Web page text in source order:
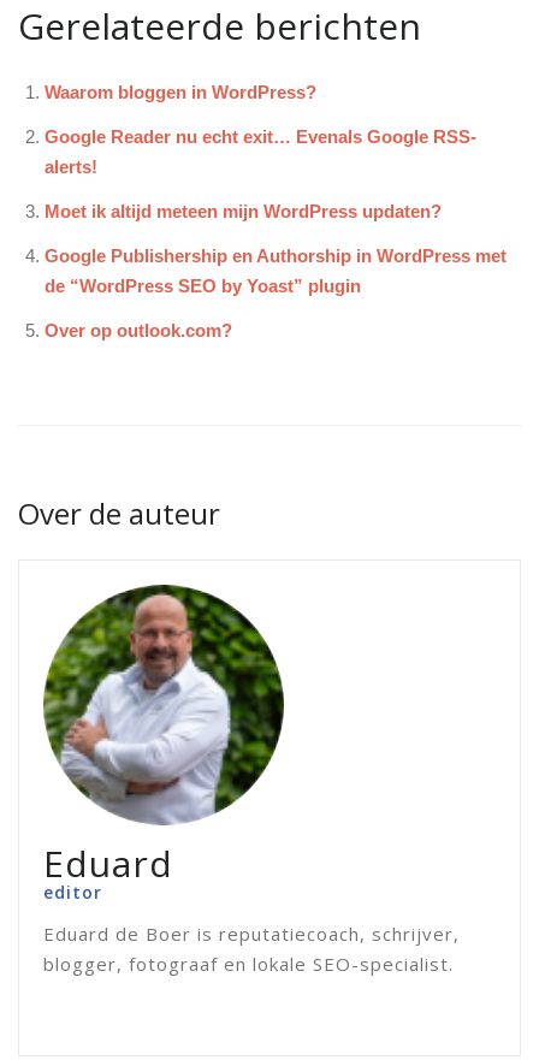
Gerelateerde berichten
Waarom bloggen in WordPress?
Google Reader nu echt exit… Evenals Google RSS-
alerts!
Moet ik altijd meteen mijn WordPress updaten?
Google Publishership en Authorship in WordPress met
de “WordPress SEO by Yoast” plugin
Over op outlook.com?
Over de auteur
Eduard
editor
Eduard de Boer is reputatiecoach, schrijver,
blogger, fotograaf en lokale SEO-specialist.